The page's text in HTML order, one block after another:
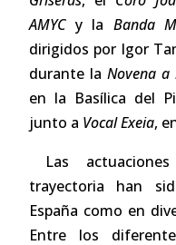
AMYCy la Banda
dirigidos por Igor
durante la Novenaa
en la Basílica del
junto a Vocal Exeia,
Las
trayectoria han
España como en
Entre los